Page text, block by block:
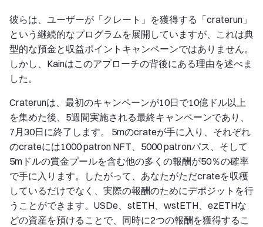
彼らは、ユーザーが「クレート」を獲得する「craterun」
という継続的なプログラムを展開していますが、これは典
型的な預金と収益ポイントキャンペーンではありません。
しかし、Kainはこのアプローチの背後にある理由を述べま
した。
Craterunは、最初のキャンペーンが10日で10億ドル以上
を集めた後、5週間実施される最終キャンペーンであり、
7月30日に終了します。 5mのcrateが手に入り、それぞれ
のcrateには1000 patron NFT、5000 patronパス、そして
5mドルの賞金プールを含む他の多くの報酬が50％の確率
で手に入ります。したがって、あなたがただcrateを収穫
しているだけでなく、実際の報酬のためにデポジットを行
うことができます。USDe、stETH、wstETH、ezETHな
どの資産を預けることで、同時に2つの報酬を獲得するこ